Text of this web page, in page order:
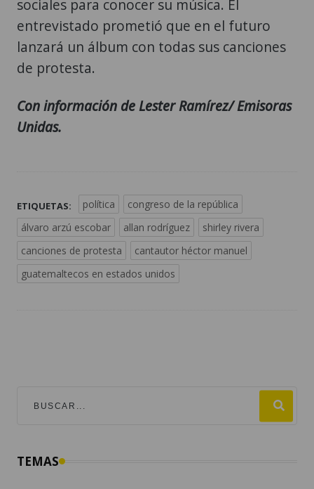
sociales para conocer su música. El
entrevistado prometió que en el futuro
lanzará un álbum con todas sus canciones
de protesta.
Con información de Lester Ramírez/ Emisoras
Unidas.
ETIQUETAS: política
congreso de la república
álvaro arzú escobar
allan rodríguez
shirley rivera
canciones de protesta
cantautor héctor manuel
guatemaltecos en estados unidos
TEMAS